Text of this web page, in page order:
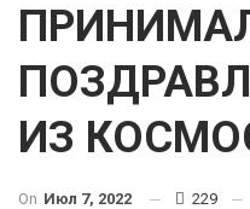
ИЗ
On Июл 7, 2022 229